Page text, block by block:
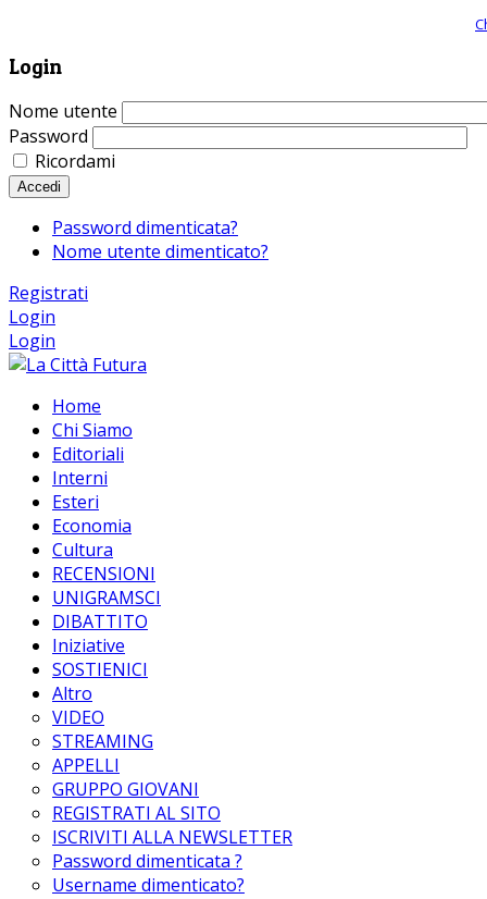
Login
Nome utente
Password
Ricordami
Accedi
Password dimenticata?
Nome utente dimenticato?
Registrati
Login
Login
Home
Chi Siamo
Editoriali
Interni
Esteri
Economia
Cultura
RECENSIONI
UNIGRAMSCI
DIBATTITO
Iniziative
SOSTIENICI
Altro
VIDEO
STREAMING
APPELLI
GRUPPO GIOVANI
REGISTRATI AL SITO
ISCRIVITI ALLA NEWSLETTER
Password dimenticata ?
Username dimenticato?